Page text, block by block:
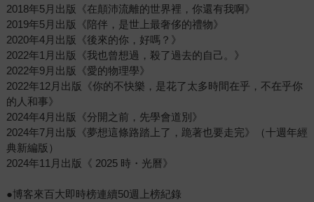
2018年5月出版《在顛沛流離的世界裡，你還有我啊》
2019年5月出版《陪伴，是世上最奢侈的禮物》
2020年4月出版《後來的你，好嗎？》
2022年1月出版《我也曾想過，殺了過去的自己。》
2022年9月出版《愛的物理學》
2022年12月出版《你的不快樂，是花了太多時間在乎，不在乎你
的人和事》
2024年4月出版《分開之前，先學會道別》
2024年7月出版《夢想這條路踏上了，跪著也要走完》（十週年經
典新編版）
2024年11月出版《 2025 時・光曆》
●博客來百大即時榜連續50週上榜紀錄